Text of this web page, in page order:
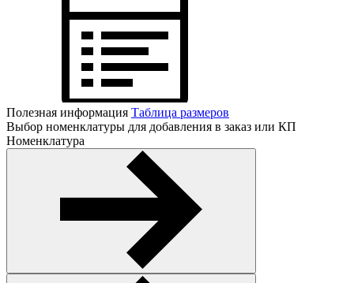
Полезная информация Таблица размеров
Выбор номенклатуры для добавления в заказ или КП
Номенклатура